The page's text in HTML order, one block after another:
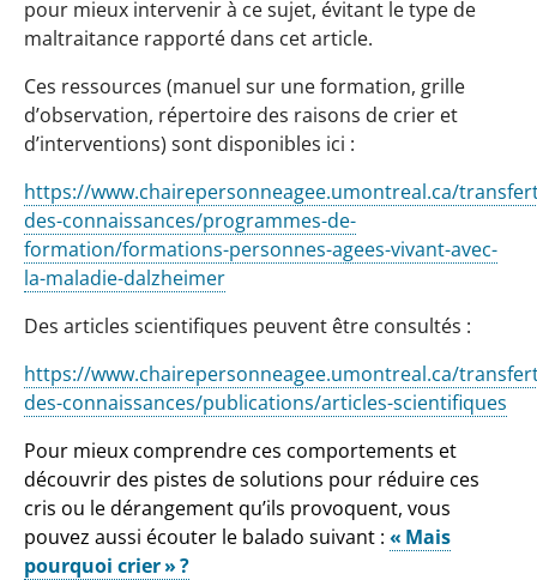
pour mieux intervenir à ce sujet, évitant le type de
maltraitance rapporté dans cet article.
Ces ressources (manuel sur une formation, grille
d’observation, répertoire des raisons de crier et
d’interventions) sont disponibles ici :
https://www.chairepersonneagee.umontreal.ca/
des-connaissances/programmes-de-
formation/formations-personnes-agees-vivant-avec-
la-maladie-dalzheimer
Des articles scientifiques peuvent être consultés :
https://www.chairepersonneagee.umontreal.ca/
des-connaissances/publications/articles-scientifiques
Pour mieux comprendre ces comportements et
découvrir des pistes de solutions pour réduire ces
cris ou le dérangement qu’ils provoquent, vous
pouvez aussi écouter le balado suivant : « Mais
pourquoi crier » ?